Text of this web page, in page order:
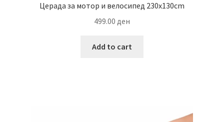
Церада за мотор и велосипед 230x130cm
499.00 ден
Add to cart